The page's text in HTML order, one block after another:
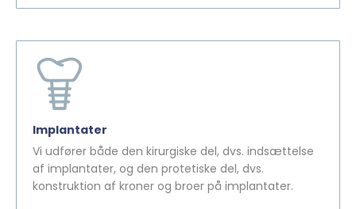
Implantater
Vi udfører både den kirurgiske del, dvs. indsættelse
af implantater, og den protetiske del, dvs.
konstruktion af kroner og broer på implantater.